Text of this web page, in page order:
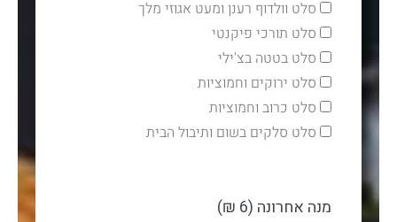
סלט וולדוף רענן ומעט אגוזי מלך
סלט תורכי פיקנטי
סלט בטטה בצ'ילי
סלט ירוקים וחמוציות
סלט כרוב וחמוציות
סלט סלקים בשום ותיבול הבית
מנה אחרונה (6 ₪)